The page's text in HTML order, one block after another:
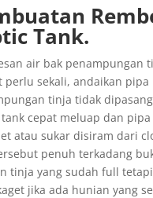
Tank.
air bak penampungan
perlu sekali, andaikan
tinja tidak
cepat meluap dan
atau sukar disiram dari
penuh terkadang
tinja yang sudah full
jika ada hunian yang